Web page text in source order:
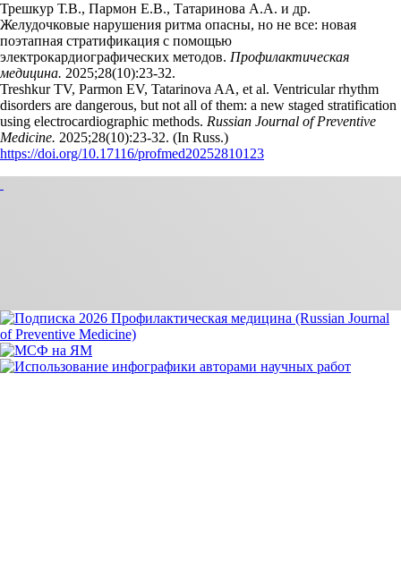
Трешкур Т.В., Пармон Е.В., Татаринова А.А. и др.
Желудочковые нарушения ритма опасны, но не все: новая
поэтапная стратификация с помощью
электрокардиографических методов. Профилактическая
медицина. 2025;28(10):23‑32.
Treshkur TV, Parmon EV, Tatarinova AA, et al. Ventricular rhythm
disorders are dangerous, but not all of them: a new staged stratification
using electrocardiographic methods. Russian Journal of Preventive
Medicine. 2025;28(10):23‑32. (In Russ.)
https://doi.org/10.17116/profmed20252810123